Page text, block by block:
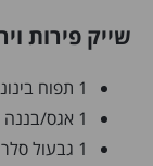
שייק פירות
1 תפוח בינוני
1 אגס/בננה
1 גבעול סלרי